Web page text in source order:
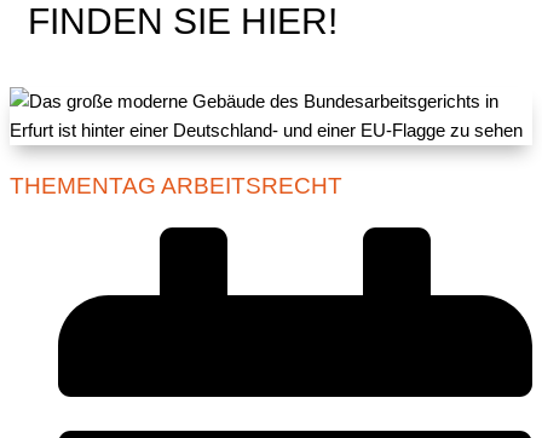
FINDEN SIE HIER!
THEMENTAG ARBEITSRECHT